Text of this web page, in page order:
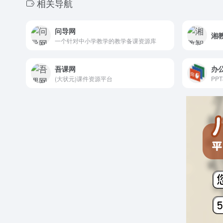
相关导航
问导网
一个针对中小学教学的教学备课资源库
湘
吾课网
(大状元)课件资源平台
办